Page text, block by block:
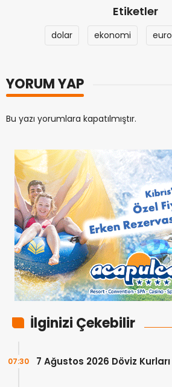
Etiketler
dolar ekonomi euro
YORUM YAP
Bu yazı yorumlara kapatılmıştır.
İlginizi Çekebilir
7 Ağustos 2026 Döviz Kurları
07:30